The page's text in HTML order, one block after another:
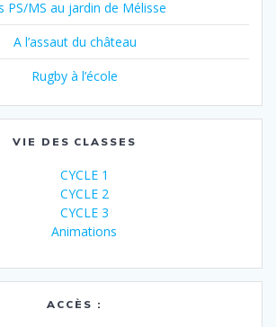
PS/MS au jardin de Mélisse
A l’assaut du château
Rugby à l’école
VIE DES CLASSES
CYCLE 1
CYCLE 2
CYCLE 3
Animations
ACCÈS :